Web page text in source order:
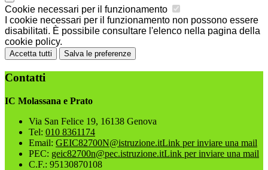
Cookie necessari per il funzionamento
I cookie necessari per il funzionamento non possono essere
disabilitati. È possibile consultare l'elenco nella pagina della
cookie policy.
Accetta tutti Salva le preferenze
Contatti
IC Molassana e Prato
Via San Felice 19, 16138 Genova
Tel: 010 8361174
Email: GEIC82700N@istruzione.itLink per inviare una mail
PEC: geic82700n@pec.istruzione.itLink per inviare una mail
C.F.: 95130870108